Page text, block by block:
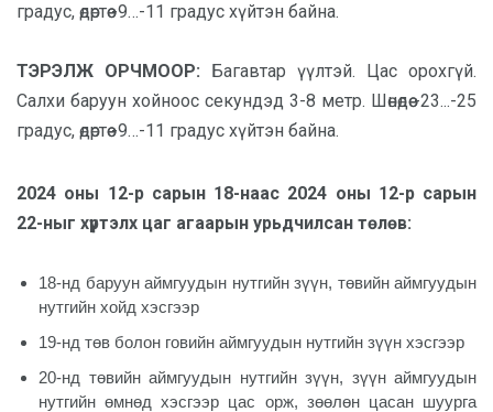
градус, өдөртөө -9…-11 градус хүйтэн байна.
ТЭРЭЛЖ ОРЧМООР:
Багавтар үүлтэй. Цас орохгүй.
Салхи баруун хойноос секундэд 3-8 метр. Шөнөдөө -23...-25
градус, өдөртөө -9…-11 градус хүйтэн байна.
2024 оны 12-р сарын 18-наас 2024 оны 12-р сарын
22-ныг хүртэлх цаг агаарын урьдчилсан төлөв:
18-нд баруун аймгуудын нутгийн зүүн, төвийн аймгуудын
нутгийн хойд хэсгээр
19-нд төв болон говийн аймгуудын нутгийн зүүн хэсгээр
20-нд төвийн аймгуудын нутгийн зүүн, зүүн аймгуудын
нутгийн өмнөд хэсгээр цас орж, зөөлөн цасан шуурга